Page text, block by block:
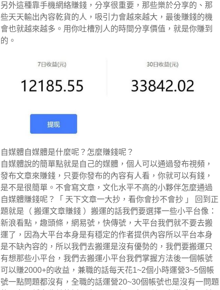
另外這種靠手機網絡賺錢，分享很重要，那些樂於分享的、那
些天天輸出內容乾貨的人，吸引力會越來越大，最後賺錢的機
會也就越來越多。用你吐槽別人的時間分享價值，就是你賺到
的。
自媒體自媒體是什麼呢？怎麼賺錢呢？
自媒體說的簡單點就是自己的媒體，個人可以通過發布視頻，
發布文章來賺錢，只要你發布的內容有人看，你就可以有錢，
是不是很簡單。不會寫文章，文化水平不高的小夥伴怎麼通過
自媒體賺錢呢？「 天下文章一大抄，看你會抄不會抄 」 回到正
題就是（ 搬運文章賺錢 ）搬運的話我們要選擇一些小平台像：
新浪看點，趣頭條，網易號，快傳號，大平台我們就不要去搬
運了，因為大平台本身是有穩定的作者提供內容所以平台本身
是不缺內容的，所以我們去搬運是沒有優勢的，我們要搬運只
有想那些小平台，我們去搬運小平台我們掌握方法後一個帳號
可以賺2000+的收益，兼職的話每天花1~2個小時運營3~5個帳
號一點問題都沒有，全職的話運營20~30個帳號也是沒有一問題